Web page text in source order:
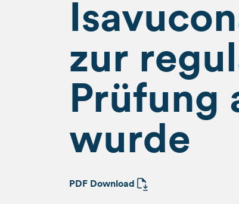
zur
Prüfung
wurde
PDF Download